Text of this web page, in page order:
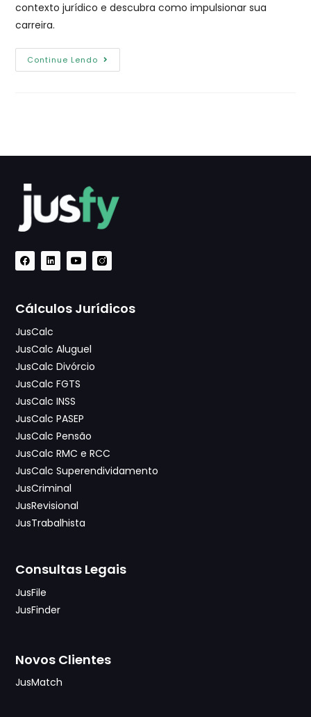
contexto jurídico e descubra como impulsionar sua
carreira.
Continue Lendo
Cálculos Jurídicos
JusCalc
JusCalc Aluguel
JusCalc Divórcio
JusCalc FGTS
JusCalc INSS
JusCalc PASEP
JusCalc Pensão
JusCalc RMC e RCC
JusCalc Superendividamento
JusCriminal
JusRevisional
JusTrabalhista
Consultas Legais
JusFile
JusFinder
Novos Clientes
JusMatch